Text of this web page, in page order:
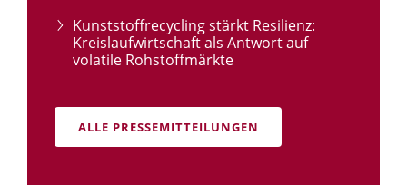
Kunststoffrecycling stärkt Resilienz:
Kreislaufwirtschaft als Antwort auf
volatile Rohstoffmärkte
ALLE PRESSEMITTEILUNGEN